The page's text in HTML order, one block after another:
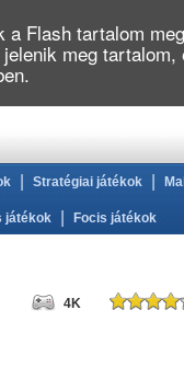
Stratégiai játékok
játékok Focis játékok
4K
a Flash tartalom
meg